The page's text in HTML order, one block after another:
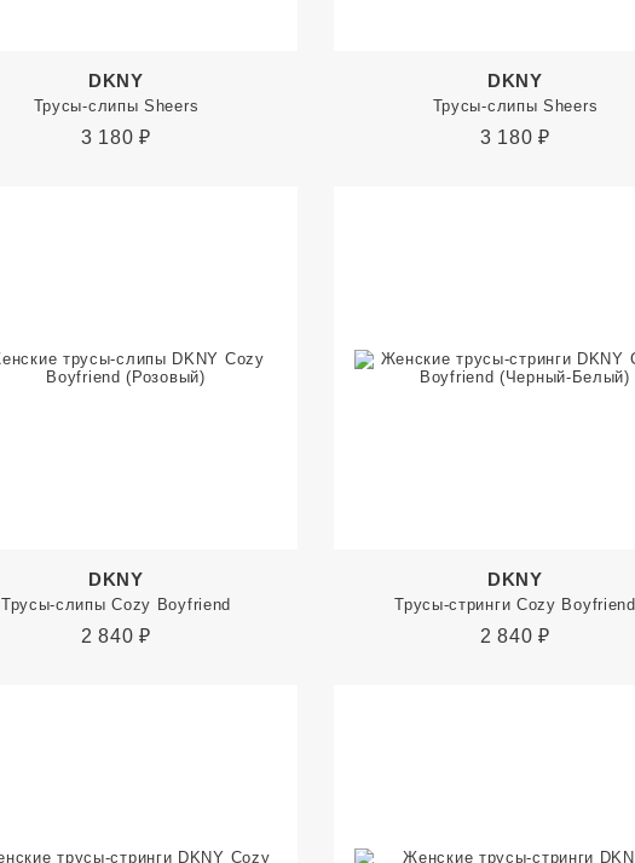
DKNY
Трусы-слипы Sheers
3 180 ₽
DKNY
Трусы-слипы Sheers
3 180 ₽
DKNY
Трусы-слипы Cozy Boyfriend
2 840 ₽
DKNY
Трусы-стринги Cozy Boyfriend
2 840 ₽